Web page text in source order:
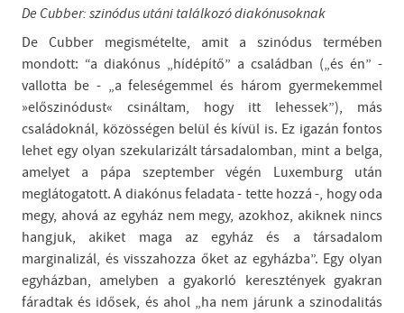
De Cubber: szinódus utáni találkozó diakónusoknak
De Cubber megismételte, amit a szinódus termében
mondott: “a diakónus „hídépítő” a családban („és én” -
vallotta be - „a feleségemmel és három gyermekemmel
»előszinódust« csináltam, hogy itt lehessek”), más
családoknál, közösségen belül és kívül is. Ez igazán fontos
lehet egy olyan szekularizált társadalomban, mint a belga,
amelyet a pápa szeptember végén Luxemburg után
meglátogatott. A diakónus feladata - tette hozzá -, hogy oda
megy, ahová az egyház nem megy, azokhoz, akiknek nincs
hangjuk, akiket maga az egyház és a társadalom
marginalizál, és visszahozza őket az egyházba”. Egy olyan
egyházban, amelyben a gyakorló keresztények gyakran
fáradtak és idősek, és ahol „ha nem járunk a szinodalitás